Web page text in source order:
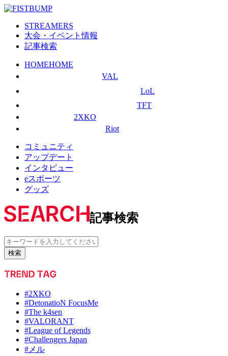
STREAMERS
大会・イベント情報
記事検索
HOMEHOME
VAL
LoL
TFT
2XKO
Riot
コミュニティ
アップデート
インタビュー
eスポーツ
グッズ
記事検索
検索
#2XKO
#DetonatioN FocusMe
#The k4sen
#VALORANT
#League of Legends
#Challengers Japan
#メル